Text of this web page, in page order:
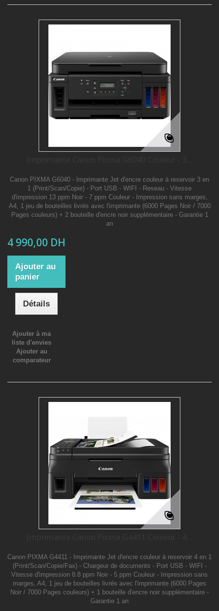
Canon PIXMA G6040 - Imprimante Jet d'encre couleur à reservoir 3 en
1 (Print/Scan/Copie) - Port USB - WIFI - Reseau - Vitesse
d'impression 13 ppm Noir - 7 ppm Couleur - Impression sans marges,
A4, 1 jeu de bouteilles livrés avec l'imprimante (6000 Pages Noir / 7000
Pages couleurs) + 2 bouteille d'encre noir supplémentaire - Garantie 1
an
4 990,00 DH
Ajouter au
panier
Détails
Ajouter à ma
liste d'envies
Ajouter au
comparateur
Canon PIXMA G4411 - Imprimante Jet d'encre couleur à reservoir 4 en 1
(Print/Scan/Copie/Fax) - Chargeur de documents - Port USB - WIFI -
Vitesse d'impression 8.8 ppm Noir - 5 ppm Couleur - Impression sans
marges, A4, 1 jeu de bouteilles livrés avec l'imprimante (6000 Pages
Noir / 7000 Pages couleurs) + 1 bouteille d'encre noir supplémentaire -
Garantie 1 an